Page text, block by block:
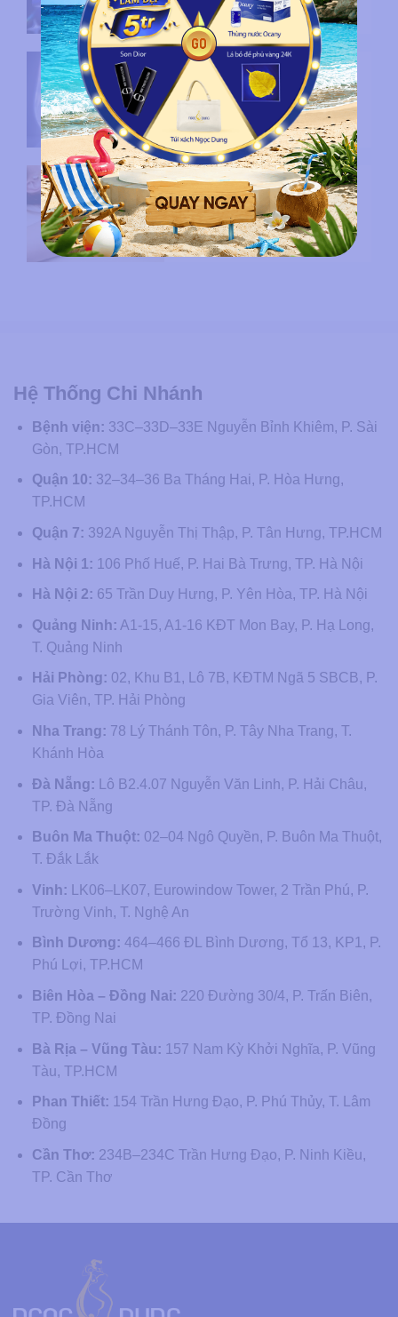
Tháng sinh nhật 28 năm Ngọc
Dung bắt đầu với ngàn quà tri
ân khách hàng
Cách wax lông nách tại nhà
bằng sáp an toàn, sạch thâm
Hệ Thống Chi Nhánh
Bệnh viện: 33C–33D–33E Nguyễn Bỉnh Khiêm, P. Sài
Gòn, TP.HCM
Quận 10: 32–34–36 Ba Tháng Hai, P. Hòa Hưng,
TP.HCM
Quận 7: 392A Nguyễn Thị Thập, P. Tân Hưng, TP.HCM
Hà Nội 1: 106 Phố Huế, P. Hai Bà Trưng, TP. Hà Nội
Hà Nội 2: 65 Trần Duy Hưng, P. Yên Hòa, TP. Hà Nội
Quảng Ninh: A1-15, A1-16 KĐT Mon Bay, P. Hạ Long,
T. Quảng Ninh
Hải Phòng: 02, Khu B1, Lô 7B, KĐTM Ngã 5 SBCB, P.
Gia Viên, TP. Hải Phòng
Nha Trang: 78 Lý Thánh Tôn, P. Tây Nha Trang, T.
Khánh Hòa
Đà Nẵng: Lô B2.4.07 Nguyễn Văn Linh, P. Hải Châu,
TP. Đà Nẵng
Buôn Ma Thuột: 02–04 Ngô Quyền, P. Buôn Ma Thuột,
T. Đắk Lắk
Vinh: LK06–LK07, Eurowindow Tower, 2 Trần Phú, P.
Trường Vinh, T. Nghệ An
Bình Dương: 464–466 ĐL Bình Dương, Tổ 13, KP1, P.
Phú Lợi, TP.HCM
Biên Hòa – Đồng Nai: 220 Đường 30/4, P. Trấn Biên,
TP. Đồng Nai
Bà Rịa – Vũng Tàu: 157 Nam Kỳ Khởi Nghĩa, P. Vũng
Tàu, TP.HCM
Phan Thiết: 154 Trần Hưng Đạo, P. Phú Thủy, T. Lâm
Đồng
Cần Thơ: 234B–234C Trần Hưng Đạo, P. Ninh Kiều,
TP. Cần Thơ